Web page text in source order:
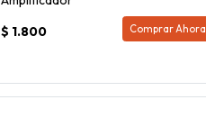
$ 1.800
Comprar Ahora